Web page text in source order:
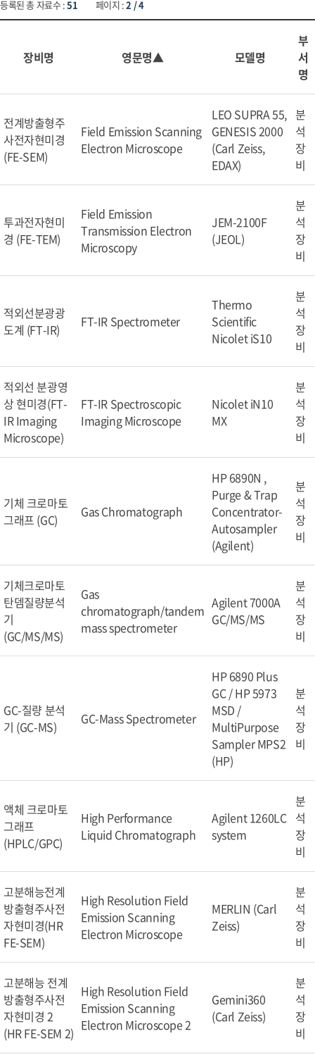
등록된 총 자료수 :51 페이지 :2 / 4
장비명 영문명▲ 모델명
부
서
명
전계방출형주
사전자현미경
(FE-SEM)
Field Emission Scanning
Electron Microscope
LEO SUPRA 55,
GENESIS 2000
(Carl Zeiss,
EDAX)
분
석
장
비
투과전자현미
경 (FE-TEM)
Field Emission
Transmission Electron
Microscopy
JEM-2100F
(JEOL)
분
석
장
비
적외선분광광
도계 (FT-IR)
FT-IR Spectrometer
Thermo
Scientific
Nicolet iS10
분
석
장
비
적외선 분광영
상 현미경(FT-
IR Imaging
Microscope)
FT-IR Spectroscopic
Imaging Microscope
Nicolet iN10
MX
분
석
장
비
기체 크로마토
그래프 (GC)
Gas Chromatograph
HP 6890N ,
Purge & Trap
Concentrator-
Autosampler
(Agilent)
분
석
장
비
기체크로마토
탄뎀질량분석
기
(GC/MS/MS)
Gas
chromatograph/tandem
mass spectrometer
Agilent 7000A
GC/MS/MS
분
석
장
비
GC-질량 분석
기 (GC-MS)
GC-Mass Spectrometer
HP 6890 Plus
GC / HP 5973
MSD /
MultiPurpose
Sampler MPS2
(HP)
분
석
장
비
액체 크로마토
그래프
(HPLC/GPC)
High Performance
Liquid Chromatograph
Agilent 1260LC
system
분
석
장
비
고분해능전계
방출형주사전
자현미경(HR
FE-SEM)
High Resolution Field
Emission Scanning
Electron Microscope
MERLIN (Carl
Zeiss)
분
석
장
비
고분해능 전계
방출형주사전
자현미경 2
(HR FE-SEM 2)
High Resolution Field
Emission Scanning
Electron Microscope 2
Gemini360
(Carl Zeiss)
분
석
장
비